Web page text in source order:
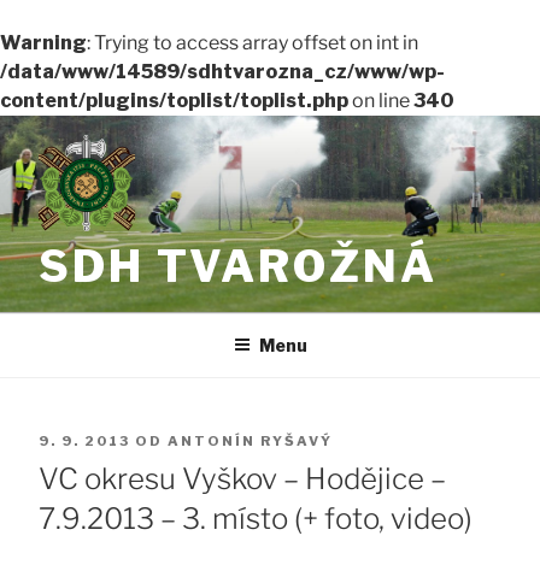
Warning: Trying to access array offset on int in
/data/www/14589/sdhtvarozna_cz/www/wp-
content/plugins/toplist/toplist.phpon line340
Přejít
k
obsahu
webu
SDH TVAROŽNÁ
Menu
PUBLIKOVÁNO
9. 9. 2013 OD ANTONÍN RYŠAVÝ
VC okresu Vyškov – Hodějice –
7.9.2013 – 3. místo (+ foto, video)